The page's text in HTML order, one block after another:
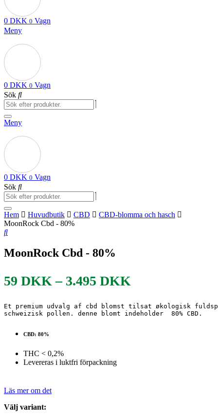
0 DKK 0 Vagn
Meny
0 DKK 0 Vagn
Sök
Meny
0 DKK 0 Vagn
Sök
Hem Huvudbutik CBD
CBD-blomma och hasch
MoonRock Cbd - 80%
MoonRock Cbd - 80%
59 DKK – 3.495 DKK
till
Et premium udvalg af cbd blomst tilsat økologisk
CBD: 80%
THC < 0,2%
Levereras i luktfri förpackning
Läs mer om det
Välj variant: